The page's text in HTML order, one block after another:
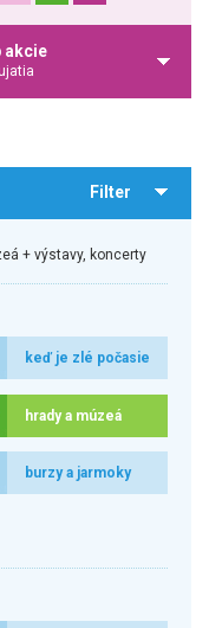
akcie
Filter
+ výstavy, koncerty
keď je zlé počasie
hrady a múzeá
burzy a jarmoky